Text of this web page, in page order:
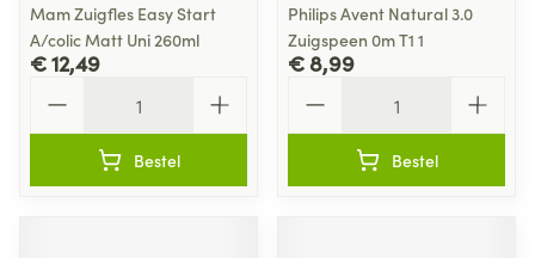
Mam Zuigfles Easy Start
A/colic Matt Uni 260ml
€ 12,49
Bestel
Philips Avent Natural 3.0
Zuigspeen 0m T1 1
€ 8,99
Bestel